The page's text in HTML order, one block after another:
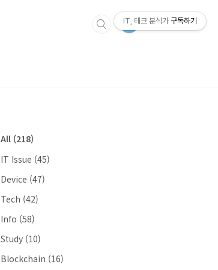
All (218)
IT Issue (45)
Device (47)
Tech (42)
Info (58)
Study (10)
Blockchain (16)
IT, 테크 분석가 구독하기